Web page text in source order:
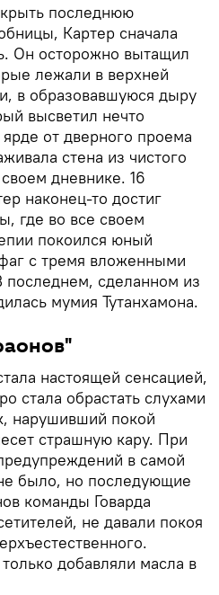
последнюю
Картер сначала
Он осторожно вытащил
лежали в верхней
в образовавшуюся дыру
высветил нечто
от дверного проема
стена из чистого
дневнике. 16
наконец-то достиг
где во все своем
покоился юный
с тремя вложенными
последнем, сделанном из
мумия Тутанхамона.
настоящей сенсацией,
стала обрастать слухами
нарушивший покой
страшную кару. При
в самой
было, но последующие
команды Говарда
не давали покоя
добавляли масла в